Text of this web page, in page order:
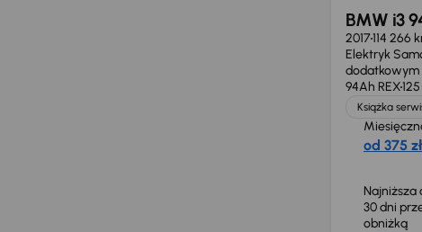
BMW i3
2017114 266
Elektryk
dodatkowym
94Ah REX
Książka
od 375 zł
Najniższa
30 dni
obniżką